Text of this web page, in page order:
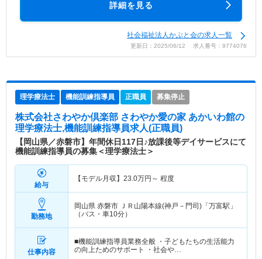
詳細を見る
社会福祉法人かぶと会の求人一覧
更新日：2025/06/12 求人番号：9774076
理学療法士 機能訓練指導員 正職員 募集停止
株式会社さわやか倶楽部 さわやか愛の家 あかいわ館の
理学療法士,機能訓練指導員求人(正職員)
【岡山県／赤磐市】年間休日117日♪放課後等デイサービスにて
機能訓練指導員の募集＜理学療法士＞
給与
【モデル月収】 23.0万円～ 程度
勤務地
岡山県 赤磐市 ＪＲ山陽本線(神戸－門司)「万富駅」
（バス・車10分）
仕事内容
■機能訓練指導員業務全般 ・子どもたちの生活能力
の向上ためのサポート ・社会や…